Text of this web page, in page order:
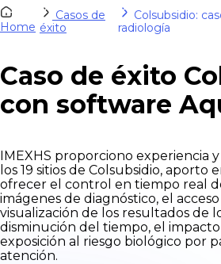
Home
Casos de
éxito
Colsubsidio:
radiología
Caso de éxito
con software
IMEXHS proporciono experiencia
los 19 sitios de Colsubsidio, aporto
ofrecer el control en tiempo real
imágenes de diagnóstico, el
visualización de los resultados de
disminución del tiempo, el
exposición al riesgo biológico por
atención.